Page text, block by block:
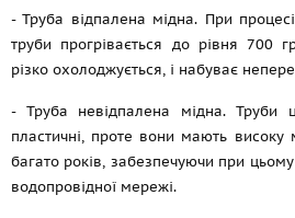
- Труба відпалена мідна. При
труби прогрівається до рівня 700
різко охолоджується, і набуває
- Труба невідпалена мідна. Труби
пластичні, проте вони мають високу
багато років, забезпечуючи при цьому
водопровідної мережі.